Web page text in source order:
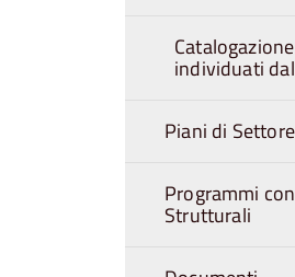
individuati dal
Piani di Settore
Programmi
Strutturali